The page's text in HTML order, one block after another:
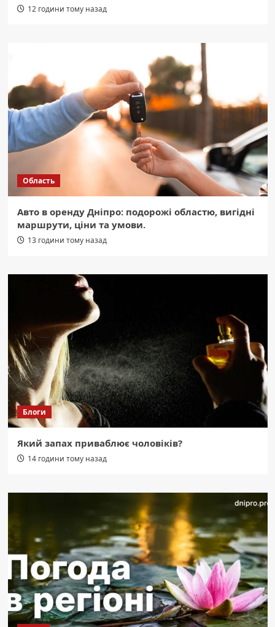
12 години тому назад
Область
Авто в оренду Дніпро: подорожі областю, вигідні
маршрути, ціни та умови.
13 години тому назад
Блоги
Який запах приваблює чоловіків?
14 години тому назад